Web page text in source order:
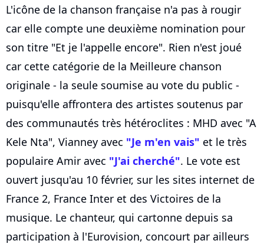
L'icône de la chanson française n'a pas à rougir
car elle compte une deuxième nomination pour
son titre "Et je l'appelle encore". Rien n'est joué
car cette catégorie de la Meilleure chanson
originale - la seule soumise au vote du public -
puisqu'elle affrontera des artistes soutenus par
des communautés très hétéroclites : MHD avec "A
Kele Nta", Vianney avec "Je m'en vais" et le très
populaire Amir avec "J'ai cherché". Le vote est
ouvert jusqu'au 10 février, sur les sites internet de
France 2, France Inter et des Victoires de la
musique. Le chanteur, qui cartonne depuis sa
participation à l'Eurovision, concourt par ailleurs